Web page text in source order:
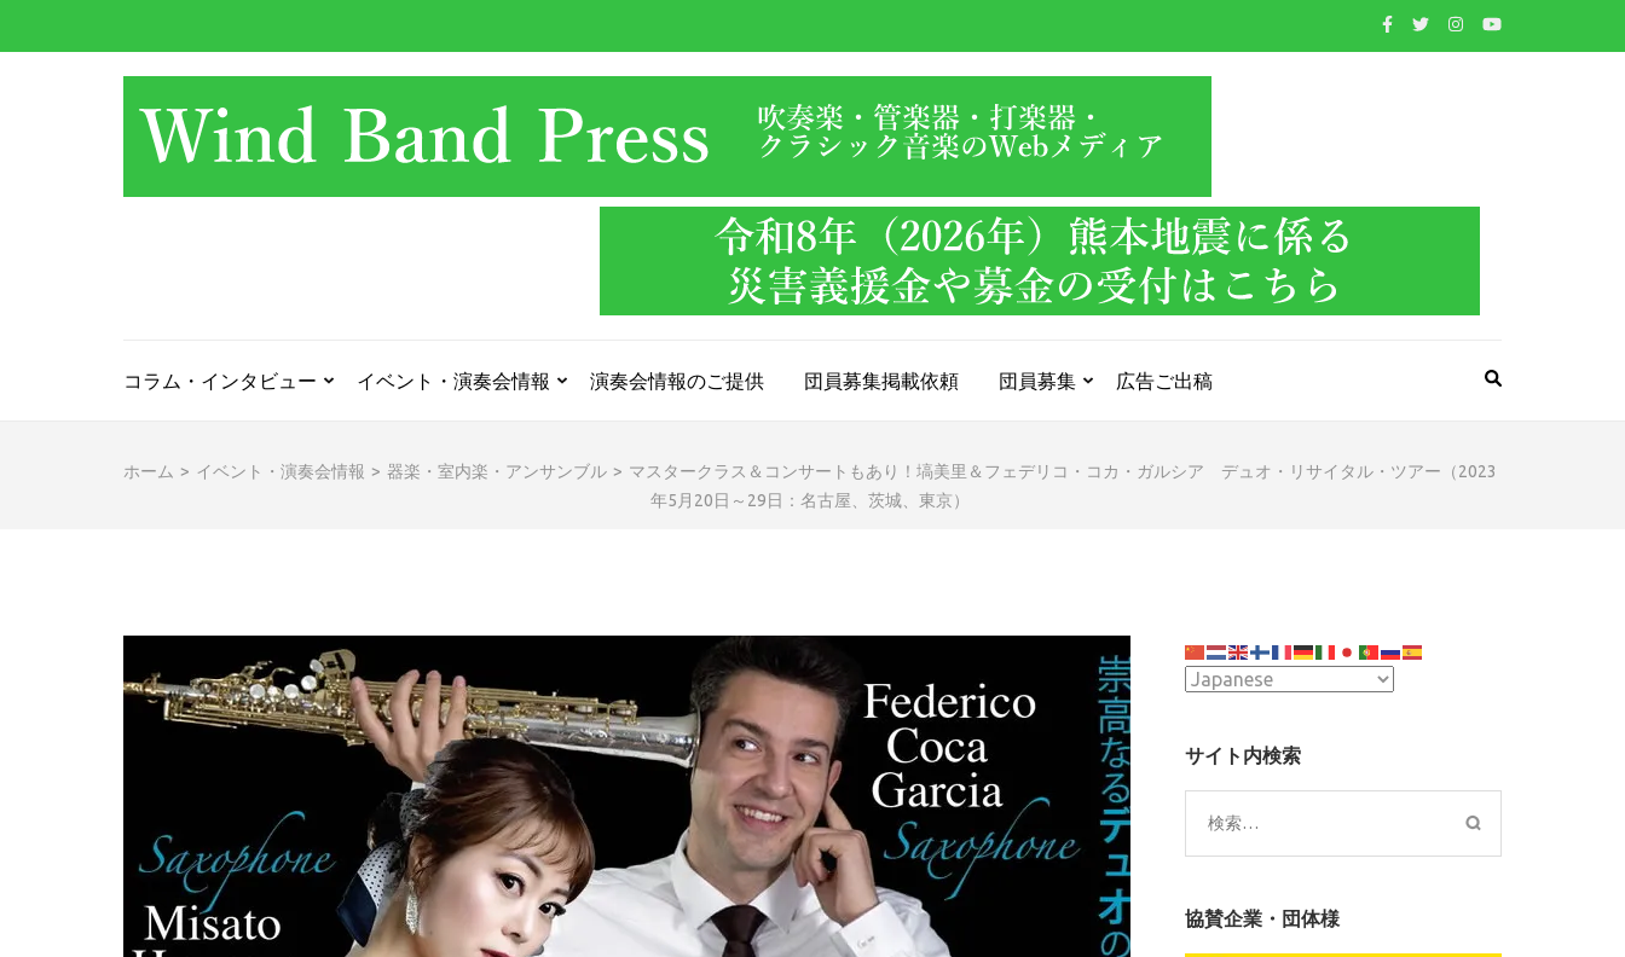
PRESS
コラム・インタビュー イベント・演奏会情報 演奏会情報のご提供 団員募集掲載依頼 団員募集 広告ご出稿
ホーム > イベント・演奏会情報 > 器楽・室内楽・アンサンブル > マスタークラス＆コンサートもあり！塙美里＆フェデリコ・コカ・ガルシア デュオ・リサイタル・ツアー（2023
年5月20日～29日：名古屋、茨城、東京）
サイト内検索
検
索:
協賛企業・団体様